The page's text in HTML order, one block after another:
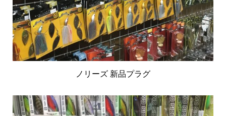
ノリーズ 新品プラグ